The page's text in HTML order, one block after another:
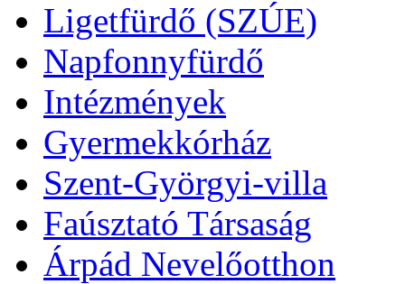
Ligetfürdő (SZÚE)
Napfonnyfürdő
Intézmények
Gyermekkórház
Szent-Györgyi-villa
Faúsztató Társaság
Árpád Nevelőotthon